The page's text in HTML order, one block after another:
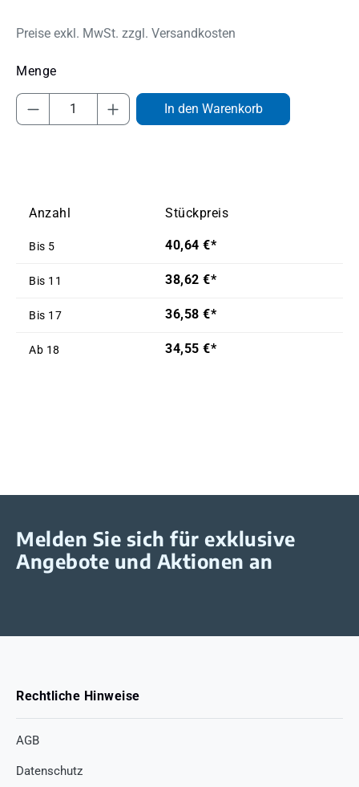
Preise exkl. MwSt. zzgl. Versandkosten
Produkt Anzahl: Gib den gewünschten
In den Warenkorb
Anzahl Stückpreis
Bis 5 40,64 €*
Bis 11 38,62 €*
Bis 17 36,58 €*
Ab 18 34,55 €*
Melden Sie sich für exklusive
Angebote und Aktionen an
Rechtliche Hinweise
AGB
Datenschutz